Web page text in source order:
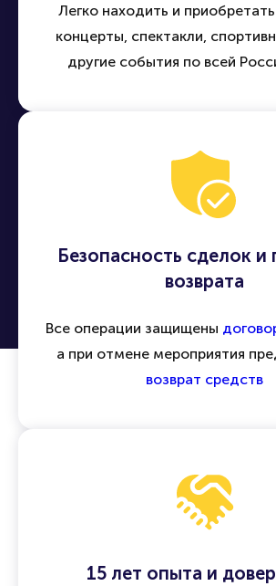
Легко находить и
концерты, спектакли,
другие события по всей
Безопасность сделок и
возврата
Все операции защищены
а при отмене мероприятия
возврат средств
15 лет опыта и